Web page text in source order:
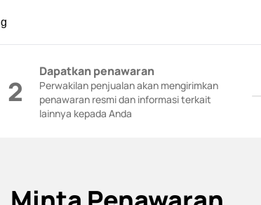
2
Dapatkan penawaran
Perwakilan penjualan akan mengirimkan
penawaran resmi dan informasi terkait
lainnya kepada Anda